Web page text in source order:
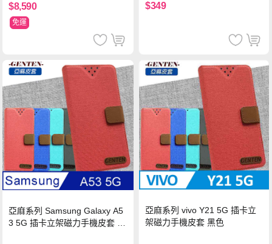
$8,590
免運
$349
亞麻系列 Samsung Galaxy A5
3 5G 插卡立架磁力手機皮套 藍
亞麻系列 vivo Y21 5G 插卡立
架磁力手機皮套 黑色